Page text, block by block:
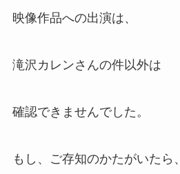
映像作品への出演は、
滝沢カレンさんの件以外は
確認できませんでした。
もし、ご存知のかたがいたら、